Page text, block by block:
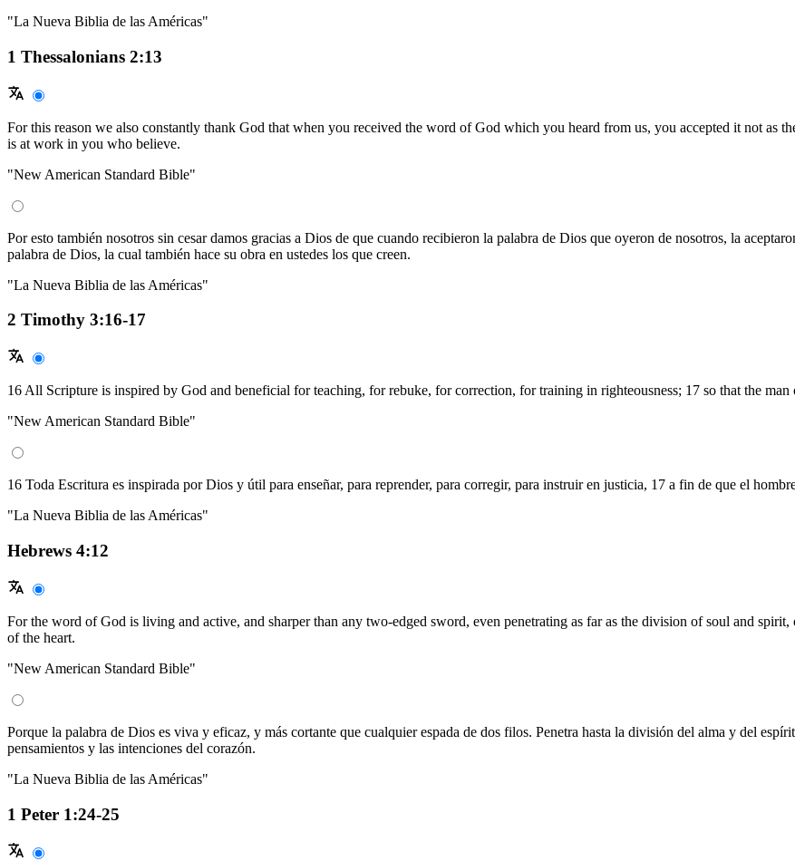
"La Nueva Biblia de las Américas"
1 Thessalonians 2:13
For this reason we also constantly thank God that when you received the word of God which you heard from us, you accepted it not as
is at work in you who believe.
"New American Standard Bible"
Por esto también nosotros sin cesar damos gracias a Dios de que cuando recibieron la palabra de Dios que oyeron de nosotros, la
palabra de Dios, la cual también hace su obra en ustedes los que creen.
"La Nueva Biblia de las Américas"
2 Timothy 3:16-17
16 All Scripture is inspired by God and beneficial for teaching, for rebuke, for correction, for training in righteousness; 17 so that the
"New American Standard Bible"
16 Toda Escritura es inspirada por Dios y útil para enseñar, para reprender, para corregir, para instruir en justicia, 17 a fin de que el
"La Nueva Biblia de las Américas"
Hebrews 4:12
For the word of God is living and active, and sharper than any two-edged sword, even penetrating as far as the division of soul and
of the heart.
"New American Standard Bible"
Porque la palabra de Dios es viva y eficaz, y más cortante que cualquier espada de dos filos. Penetra hasta la división del alma y del
pensamientos y las intenciones del corazón.
"La Nueva Biblia de las Américas"
1 Peter 1:24-25